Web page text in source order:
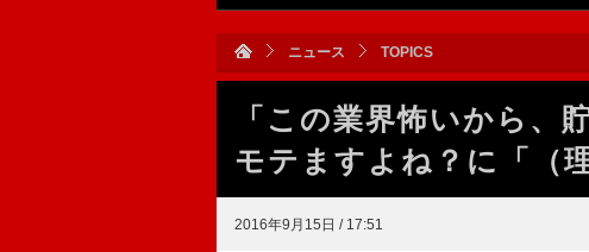
ニュース TOPICS
「この業界怖いから
モテますよね？に「（
2016年9月15日 / 17:51